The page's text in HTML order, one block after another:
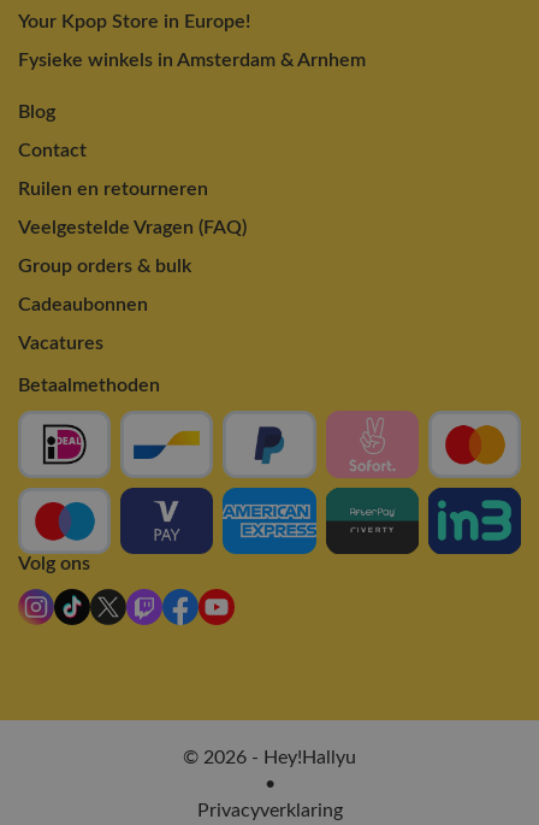
Your Kpop Store in Europe!
Fysieke winkels in Amsterdam & Arnhem
Blog
Contact
Ruilen en retourneren
Veelgestelde Vragen (FAQ)
Group orders & bulk
Cadeaubonnen
Vacatures
Betaalmethoden
Volg ons
© 2026 - Hey!Hallyu
•
Privacyverklaring